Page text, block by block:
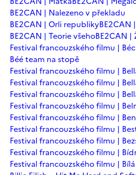
BE2CAN | Nalezeno v překladu
BE2CAN | Orli republikyBE2CAN
BE2CAN | Teorie všehoBE2CAN |
Festival francouzského filmu |
Béé team na stopě
Festival francouzského filmu |
Festival francouzského filmu |
Festival francouzského filmu |
Festival francouzského filmu |
Festival francouzského filmu |
Festival francouzského filmu |
Festival francouzského filmu |
Festival francouzského filmu |
Festival francouzského filmu |